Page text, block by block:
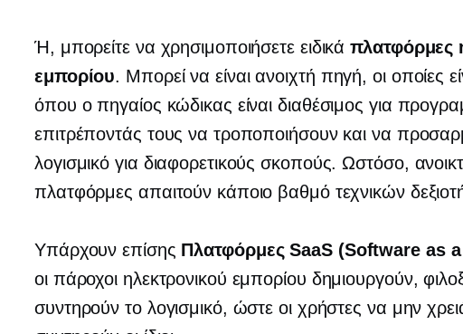
Ή, μπορείτε να χρησιμοποιήσετε ειδικάπλατφόρμες
εμπορίου. Μπορεί να είναιανοιχτή πηγή, οι οποίες
όπου ο πηγαίος κώδικας είναι διαθέσιμος για
επιτρέποντάς τους να τροποποιήσουν και να
λογισμικό για διαφορετικούς σκοπούς. Ωστόσο,
πλατφόρμες απαιτούν κάποιο βαθμό τεχνικών
Υπάρχουν επίσης Πλατφόρμες SaaS (Software as
οι πάροχοι ηλεκτρονικού εμπορίου δημιουργούν,
συντηρούν το λογισμικό, ώστε οι χρήστες να μην